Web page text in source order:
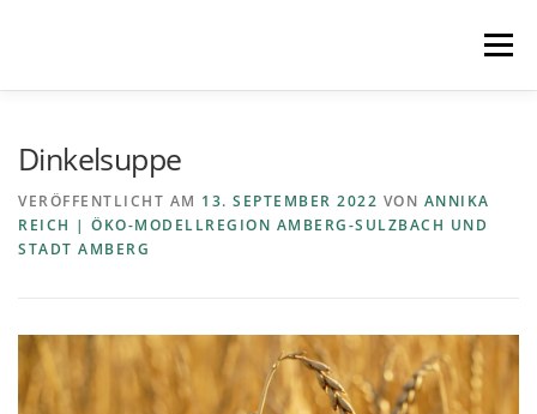
Menü
REGIONEN REGIOPLUS-WISSEN KONTAKT
Dinkelsuppe
VERÖFFENTLICHT AM 13. SEPTEMBER 2022 VON ANNIKA
REICH | ÖKO-MODELLREGION AMBERG-SULZBACH UND
STADT AMBERG